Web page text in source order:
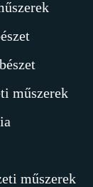
műszerek
műszerek